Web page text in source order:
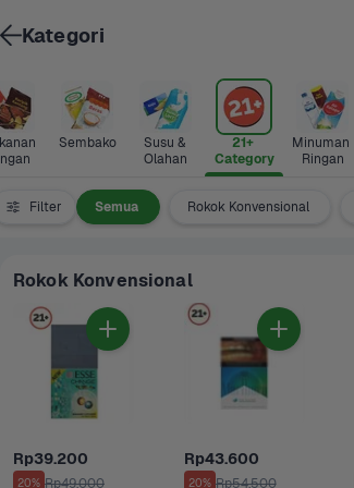
Sembako
Susu &
Olahan
21+
Category
Minuman
Ringan
Filter Semua Rokok Konvensional
Rokok Konvensional
Rp39.200
20% Rp49.000
Rp43.600
20% Rp54.500
Kategori